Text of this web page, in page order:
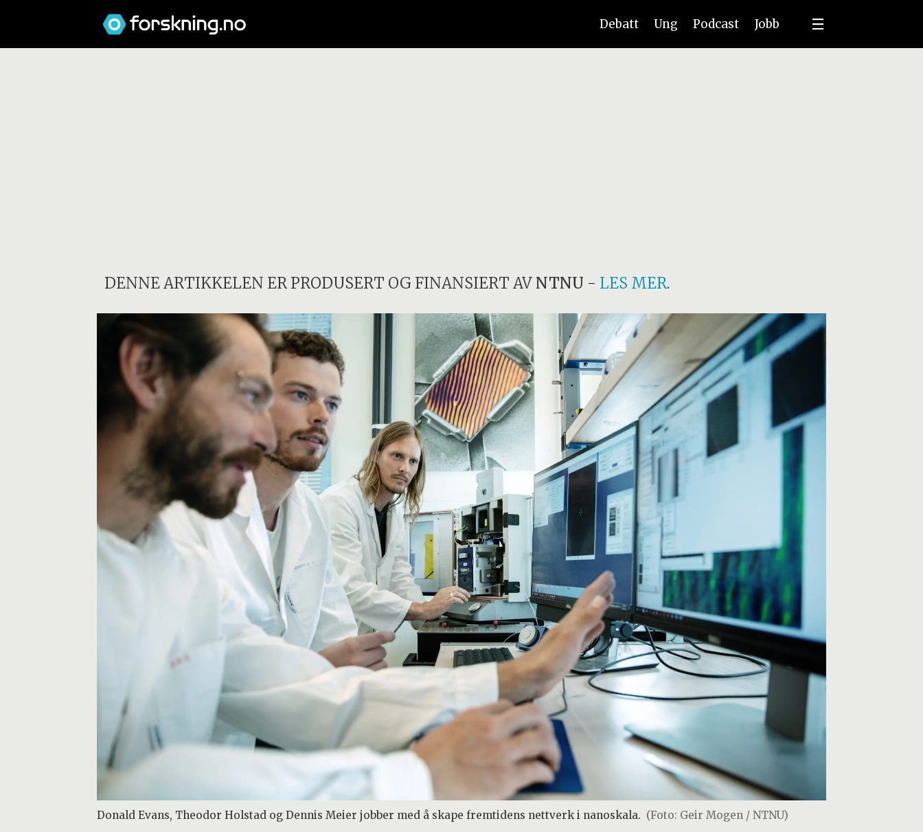
Debatt Ung Podcast Jobb
DENNE ARTIKKELEN ER PRODUSERT OG FINANSIERT AV NTNU - LES MER.
Donald Evans, Theodor Holstad og Dennis Meier jobber med å skape fremtidens nettverk i nanoskala. (Foto: Geir Mogen / NTNU)